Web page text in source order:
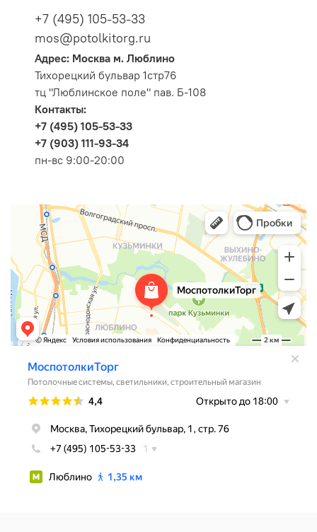
+7 (495) 105-53-33
mos@potolkitorg.ru
Адрес: Москва м. Люблино
Тихорецкий бульвар 1стр76
тц "Люблинское поле" пав. Б-108
Контакты:
+7 (495) 105-53-33
+7 (903) 111-93-34
пн-вс 9:00-20:00